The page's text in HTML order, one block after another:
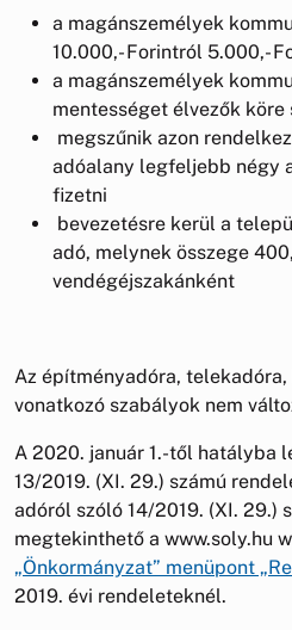
a magánszemélyek
10.000,- Forintról 5.000,-
a magánszemélyek
mentességet élvezők köre
megszűnik azon
adóalany legfeljebb négy
fizetni
bevezetésre kerül a
adó, melynek összege
vendégéjszakánként
Az építményadóra,
vonatkozó szabályok nem
A 2020. január 1.-től hatályba
13/2019. (XI. 29.) számú
adóról szóló 14/2019. (XI. 29.)
megtekinthető a www.soly.hu
„Önkormányzat” menüpont
2019. évi rendeleteknél.